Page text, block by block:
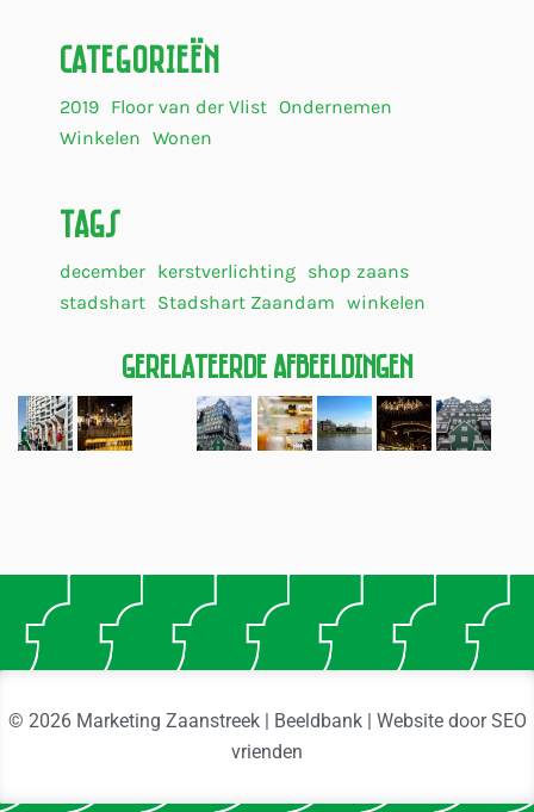
Categorieën
2019 Floor van der Vlist Ondernemen
Winkelen Wonen
Tags
december kerstverlichting shop zaans
stadshart Stadshart Zaandam winkelen
Gerelateerde Afbeeldingen
© 2026 Marketing Zaanstreek | Beeldbank | Website doorSEO
vrienden